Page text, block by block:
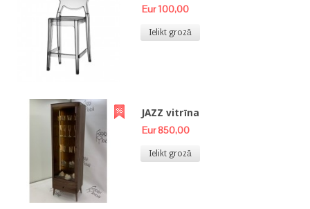
Eur 100,00
Ielikt grozā
JAZZ vitrīna
Eur 850,00
Ielikt grozā